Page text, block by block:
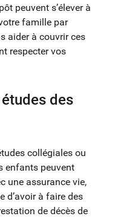
peuvent s’élever à
famille par
aider à couvrir ces
respecter vos
des
collégiales ou
enfants peuvent
une assurance vie,
d’avoir à faire des
de décès de